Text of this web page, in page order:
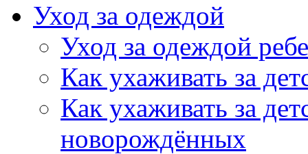
Уход за одеждой
Уход за одеждой
Как ухаживать за
Как ухаживать за
новорождённых